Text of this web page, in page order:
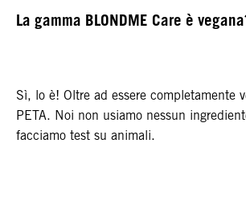
La gamma BLONDME Care è
Sì, lo è! Oltre ad essere completamente
PETA. Noi non usiamo nessun
facciamo test su animali.